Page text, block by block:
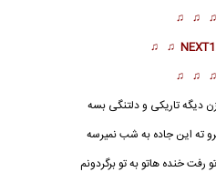
♫ ♫
♫ ♫
♫ ♫
دیگه تاریکی و دلتنگی بسه
ته این جاده به شب نمیرسه
رفت خنده هاتو به تو برگردونم